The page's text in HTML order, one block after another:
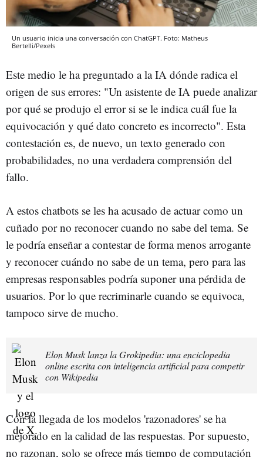
Un usuario inicia una conversación con ChatGPT. Foto: Matheus
Bertelli/Pexels
Este medio le ha preguntado a la IA dónde radica el
origen de sus errores: "Un asistente de IA puede analizar
por qué se produjo el error si se le indica cuál fue la
equivocación y qué dato concreto es incorrecto". Esta
contestación es, de nuevo, un texto generado con
probabilidades, no una verdadera comprensión del
fallo.
A estos chatbots se les ha acusado de actuar como un
cuñado por no reconocer cuando no sabe del tema. Se
le podría enseñar a contestar de forma menos arrogante
y reconocer cuándo no sabe de un tema, pero para las
empresas responsables podría suponer una pérdida de
usuarios. Por lo que recriminarle cuando se equivoca,
tampoco sirve de mucho.
Elon Musk lanza la Grokipedia: una enciclopedia
online escrita con inteligencia artificial para competir
con Wikipedia
Con la llegada de los modelos 'razonadores' se ha
mejorado en la calidad de las respuestas. Por supuesto,
no razonan, solo se ofrece más tiempo de computación